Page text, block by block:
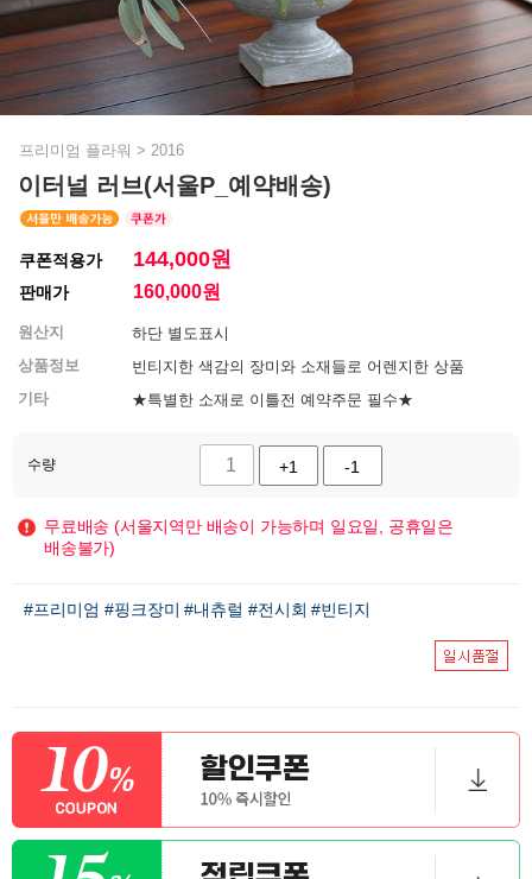
프리미엄 플라워 > 2016
이터널 러브(서울P_예약배송)
쿠폰적용가 144,000원
판매가 160,000원
원산지
하단 별도표시
상품정보
빈티지한 색감의 장미와 소재들로 어렌지한 상품
기타
★특별한 소재로 이틀전 예약주문 필수★
수량 +1 -1
무료배송 (서울지역만 배송이 가능하며 일요일, 공휴일은
배송불가)
#프리미엄 #핑크장미 #내츄럴 #전시회 #빈티지